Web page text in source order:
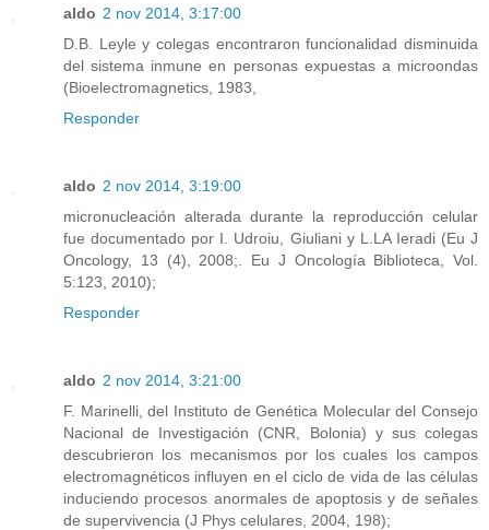
aldo 2 nov 2014, 3:17:00
D.B. Leyle y colegas encontraron funcionalidad disminuida
del sistema inmune en personas expuestas a microondas
(Bioelectromagnetics, 1983,
Responder
aldo 2 nov 2014, 3:19:00
micronucleación alterada durante la reproducción celular
fue documentado por I. Udroiu, Giuliani y L.LA Ieradi (Eu J
Oncology, 13 (4), 2008;. Eu J Oncología Biblioteca, Vol.
5:123, 2010);
Responder
aldo 2 nov 2014, 3:21:00
F. Marinelli, del Instituto de Genética Molecular del Consejo
Nacional de Investigación (CNR, Bolonia) y sus colegas
descubrieron los mecanismos por los cuales los campos
electromagnéticos influyen en el ciclo de vida de las células
induciendo procesos anormales de apoptosis y de señales
de supervivencia (J Phys celulares, 2004, 198);